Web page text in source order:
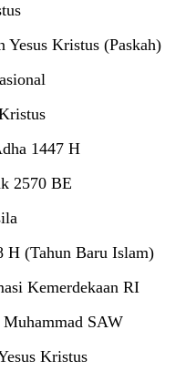
Kristus (Paskah)
1447 H
2570 BE
H (Tahun Baru Islam)
Kemerdekaan RI
SAW
Kristus